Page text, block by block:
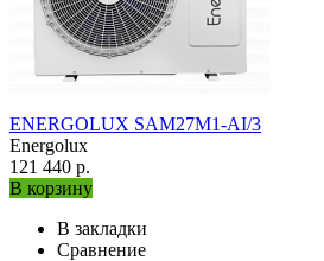
ENERGOLUX SAM27M1-AI/3
Energolux
121 440 р.
В корзину
В закладки
Сравнение